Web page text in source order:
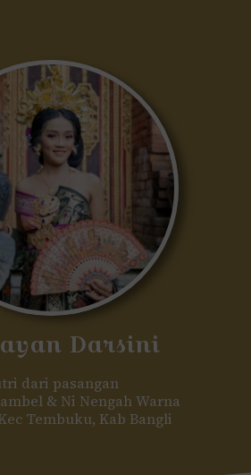
Darsini
dari pasangan
& Ni Nengah Warna
Tembuku, Kab Bangli